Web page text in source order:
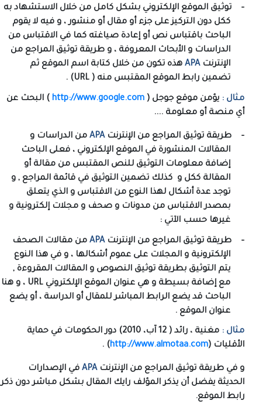
توثيق الموقع الإلكتروني بشكل كامل من خلال الاستشهاد به
ككل دون التركيز على جزء أو مقال أو منشور ، و فيه لا يقوم
الباحث باقتباس نص أو إعادة صياغته كما في الاقتباس من
الدراسات و الأبحاث المعروفة ، و طريقة توثيق المراجع من
الإنترنتAPA هذه تكون من خلال كتابة اسم الموقع ثم
تضمين رابط الموقع المقتبس منه (URL
) .
مثال :يؤمن موقع جوجل ( http://www.google.com ) البحث عن
أي منصة أو معلومة ....
طريقة توثيق المراجع من الإنترنتAPA من الدراسات و
المقالات المنشورة في الموقع الإلكتروني ، فعلى الباحث
إضافة معلومات التوثيق للنص المقتبس من مقالة أو
المقالة ككل و كذلك تضمين التوثيق في قائمة المراجع , و
توجد عدة أشكال لهذا النوع من الاقتباس و الذي يتعلق
بمصدر الاقتباس من مدونات و صحف و مجلات إلكترونية و
غيرها حسب الآتي :
طريقة توثيق المراجع من الإنترنتAPA من مقالات الصحف
الإلكترونية و المجلات على عموم أشكالها ، و في هذا النوع
يتم التوثيق بطريقة توثيق النصوص و المقالات المقروءة ,
مع إضافة بسيطة و هي عنوان الموقع الإلكترونيURL ، و هنا
الباحث قد يضع الرابط المباشر للمقال أو الدراسة ، أو يضع
عنوان الموقع .
مثال :
مغنية ، رائد ( 12 آب، 2010) دور الحكومات في حماية
الأقليات (http://www.almotaa.com
) .
و في طريقة توثيق المراجع من الإنترنتAPA في الإصدارات
الحديثة يفضل أن يذكر المؤلف رايك المقال بشكل مباشر دون ذكر
رابط الموقع.